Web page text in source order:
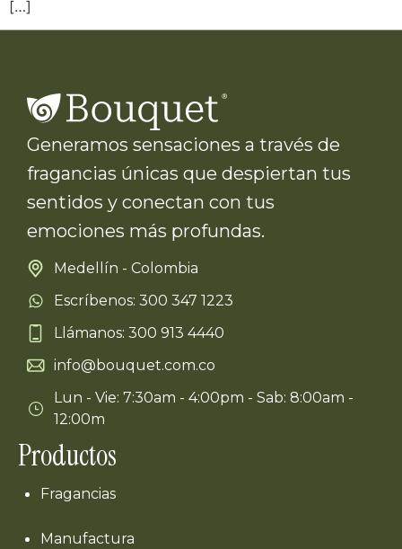
[…]
Generamos sensaciones a través de
fragancias únicas que despiertan tus
sentidos y conectan con tus
emociones más profundas.
Medellín - Colombia
Escríbenos: 300 347 1223
Llámanos: 300 913 4440
info@bouquet.com.co
Lun - Vie: 7:30am - 4:00pm - Sab: 8:00am -
12:00m
Productos
Fragancias
Manufactura